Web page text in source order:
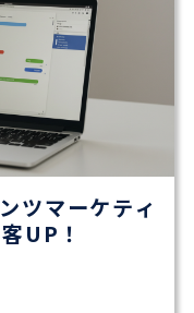
ツマーケティ
UP！